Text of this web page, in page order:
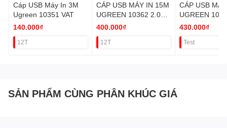
Cáp USB Máy In 3M
Ugreen 10351 VAT
140.000₫
12T
CÁP USB MÁY IN 15M
UGREEN 10362 2.0
(CÓ IC) VAT
400.000₫
12T
CÁP USB
UGREEN
IC) VAT
430.000₫
Test
SẢN PHẨM CÙNG PHÂN KHÚC GIÁ